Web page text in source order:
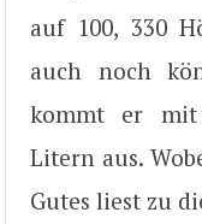
auf 100, 330
auch noch
kommt er mit
Litern aus.
Gutes liest zu